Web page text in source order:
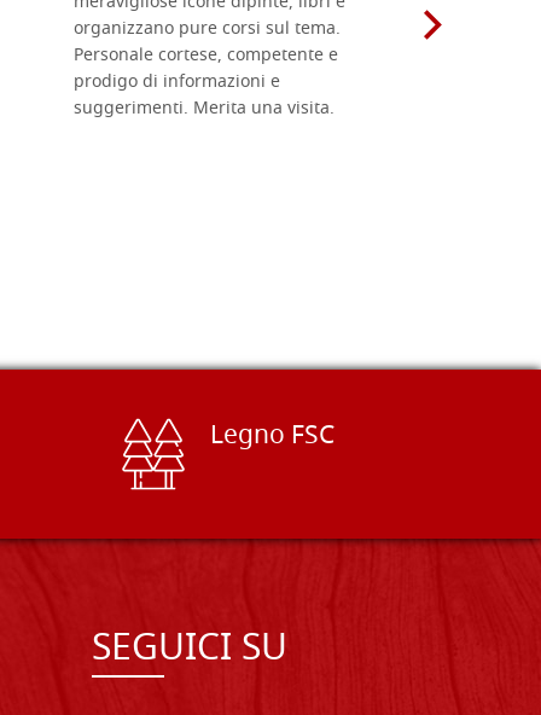
organizzano pure corsi sul tema.
Personale cortese, competente e
prodigo di informazioni e
suggerimenti. Merita una visita.
Legno FSC
SEGUICI SU